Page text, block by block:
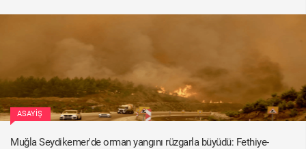
ASAYIŞ
Muğla Seydikemer'de orman yangını rüzgarla büyüdü: Fethiye-